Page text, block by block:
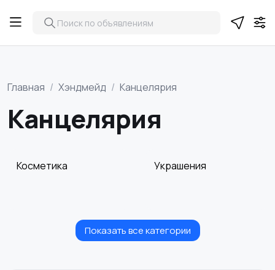
Главная Хэндмейд Канцелярия
Канцелярия
Косметика Украшения
Куклы и игрушки
Оформление
Показать все категории